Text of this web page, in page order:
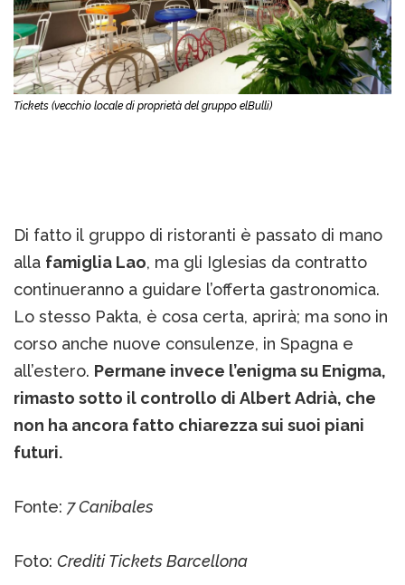
Tickets (vecchio locale di proprietà del gruppo elBulli)
Di fatto il gruppo di ristoranti è passato di mano
alla famiglia Lao, ma gli Iglesias da contratto
continueranno a guidare l’offerta gastronomica.
Lo stesso Pakta, è cosa certa, aprirà; ma sono in
corso anche nuove consulenze, in Spagna e
all’estero. Permane invece l’enigma su Enigma,
rimasto sotto il controllo di Albert Adrià, che
non ha ancora fatto chiarezza sui suoi piani
futuri.
Fonte: 7 Canibales
Foto: Crediti Tickets Barcellona